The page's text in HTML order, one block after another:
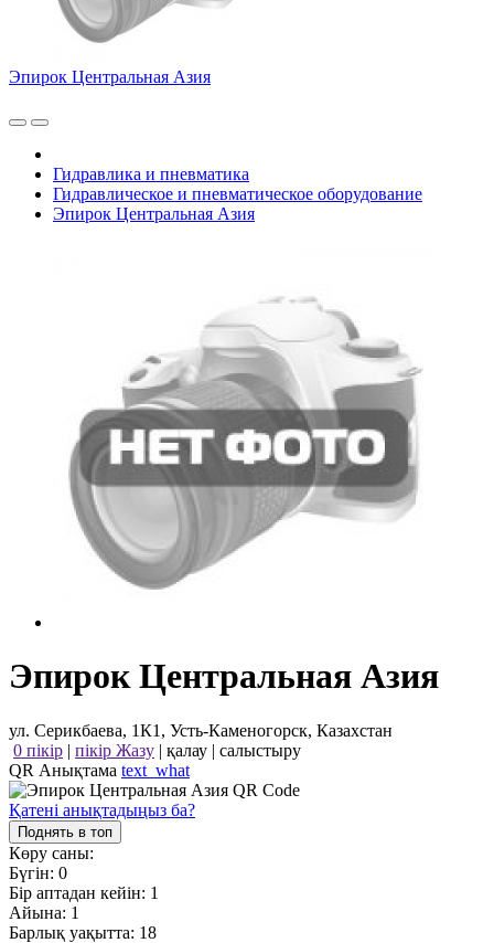
Эпирок Центральная Азия
Гидравлика и пневматика
Гидравлическое и пневматическое оборудование
Эпирок Центральная Азия
Эпирок Центральная Азия
ул. Серикбаева, 1К1, Усть-Каменогорск, Казахстан
0 пікір | пікір Жазу | қалау | салыстыру
QR Анықтама text_what
Қатені анықтадыңыз ба?
Поднять в топ
Көру саны:
Бүгін: 0
Бір аптадан кейін: 1
Айына: 1
Барлық уақытта: 18